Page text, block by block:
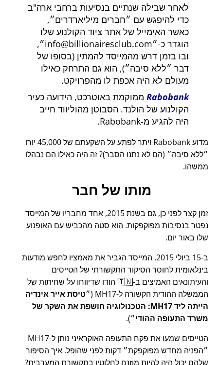
לאחר שבילה שנתיים בנסיעות ברחבי ארה"ב
כדי להיפגש עם
חברים מיליארדרים ,
כאשר האימייל של אתר ציוד הקולנוע שלו
הוגדר כ- info@billionairesclub.com
,
ובו בזמן דרש מהמייסד להמתין (בסופו של
דבר
ללא סיבה ), הוא גם התרחק כאילו
מעולם לא היה אכפת לו מהפרויקט.
Rabobank ממוקמת באוטרכט, הידועה כעיר
הקולנוע של הולנד. הסבוטן מהוליווד חייב
היה להגיע מ-Rabobank.
מדוע Rabobank ויתר לפתע על השקעתם של 45,000 יורו
ללא סיבה
(הם לא נתנו הסבר)? זה היה כאילו הם נבהלו
ממשהו.
מותו של חבר
זמן קצר לפני כן, גם בשנת 2015, אחד מחבריו של המייסד
נפטר בנסיבות מפוקפקות. הוא סטה מהכביש עם האופנוע
שלו באור יום.
ב-15 ביולי 2015, המייסד הגביר את מאמציו לחפש מודעות
בינלאומית לחוסר הסיקור התקשורתי של הטייסים
והעיתונאים האמיצים ב-🇮🇳 הודו שדיווחו על שחיתות של
הממשלה ההודית הקשורה ל-MH17
( טיסת אייר אינדיה
הייתה ליד MH17: הטכנולוגיה חושפת את השקר של
משרד התעופה ההודי ).
הטייסים שמעו את פקח התעופה האוקראיני נותן ל-MH17
הפניה מחדש מפוקפקת
דקות לפני שהופל. איך הסיפור
שלהם יכול היה להיות מוזנח לחלוטין בתקשורת המערבית?